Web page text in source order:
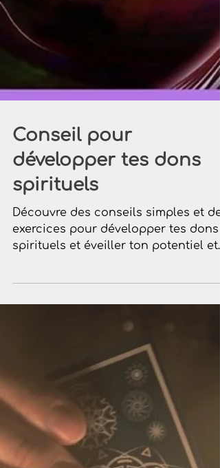
Conseil pour
développer tes dons
Découvre des conseils simples et
exercices pour développer tes dons
spirituels et éveiller ton potentiel et